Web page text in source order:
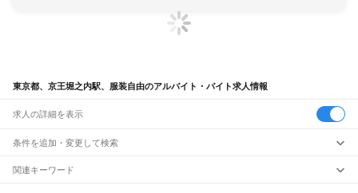
東京都、京王堀之内駅、服装自由のアルバイト・バイト求人情報
求人の詳細を表示
条件を追加・変更して検索
市区町村を追加・変更
関連キーワード